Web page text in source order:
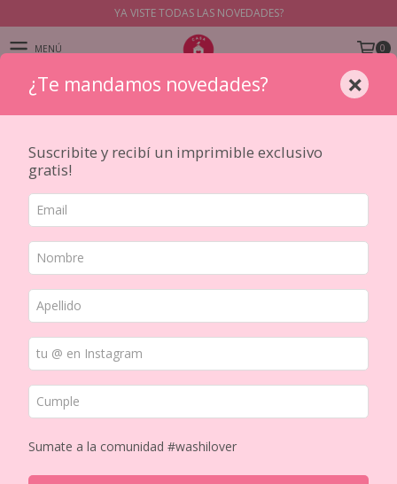
YA VISTE TODAS LAS NOVEDADES?
MENÚ 0
PRODUCTOS
Troqueles y dies / Troquel 4.25 pulg
20%
¿Te mandamos novedades? ×
Suscribite y recibí un imprimible exclusivo
gratis!
Sumate a la comunidad #washilover